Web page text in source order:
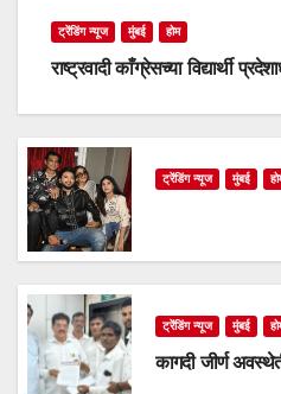
ट्रेंडिंग न्यूज मुंबई होम
राष्ट्रवादी काँग्रेसच्या विद्यार्थी
ट्रेंडिंग न्यूज मुंबई
ट्रेंडिंग न्यूज मुंबई
कागदी जीर्ण